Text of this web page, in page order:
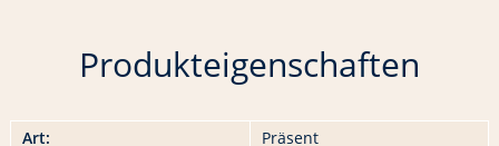
Produkteigenschaften
Art:
Präsent